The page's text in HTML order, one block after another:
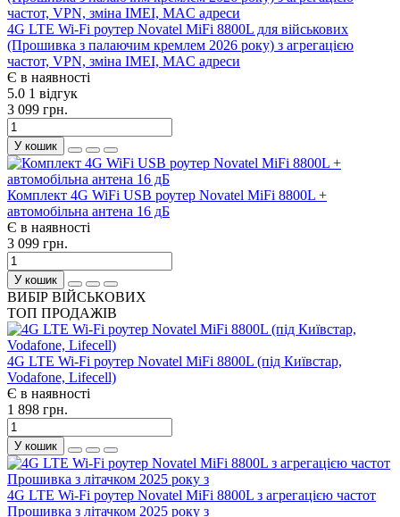
4G LTE Wi-Fi роутер Novatel MiFi 8800L для військових
(Прошивка з палаючим кремлем 2026 року) з агрегацією
частот, VPN, зміна IMEI, MAC адреси
Є в наявності
5.0 1 відгук
3 099 грн.
У кошик
Комплект 4G WiFi USB роутер Novatel MiFi 8800L +
автомобільна антена 16 дБ
Є в наявності
3 099 грн.
У кошик
ВИБІР ВІЙСЬКОВИХ
ТОП ПРОДАЖІВ
4G LTE Wi-Fi роутер Novatel MiFi 8800L (під Київстар,
Vodafone, Lifecell)
Є в наявності
1 898 грн.
У кошик
4G LTE Wi-Fi роутер Novatel MiFi 8800L з агрегацією частот
Прошивка з літачком 2025 року з